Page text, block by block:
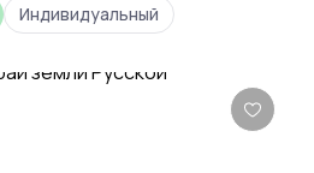
Индивидуальный